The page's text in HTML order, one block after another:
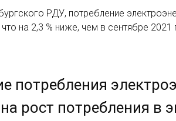
РДУ, потребление
что на 2,3 % ниже, чем в сентябре 2021
потребления
рост потребления в